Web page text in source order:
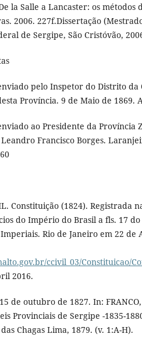
la Salle a Lancaster: os métodos
2006. 227f.Dissertação
de Sergipe, São Cristóvão,
pelo Inspetor do Distrito
Província. 9 de Maio de 1869.
ao Presidente da Província
Francisco Borges.
Constituição (1824). Registrada
do Império do Brasil a fls. 17
Rio de Janeiro em 22 de
ccivil_03/Constituicao/
2016.
de outubro de 1827. In:
Provinciais de Sergipe -1835-
Chagas Lima, 1879. (v. 1:A-H).